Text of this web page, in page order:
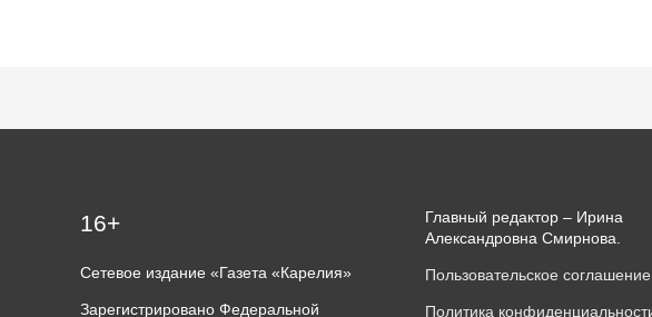
16+
Сетевое издание «Газета «Карелия»
Зарегистрировано Федеральной
Главный редактор – Ирина
Александровна Смирнова.
Пользовательское соглашение
Политика